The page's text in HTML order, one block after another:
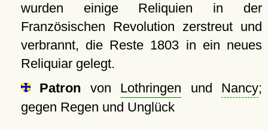
wurden einige Reliquien in der
Französischen Revolution zerstreut und
verbrannt, die Reste 1803 in ein neues
Reliquiar gelegt.
Patron von Lothringen und Nancy;
gegen Regen und Unglück